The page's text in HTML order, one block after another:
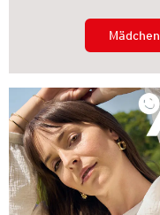
Mädchen